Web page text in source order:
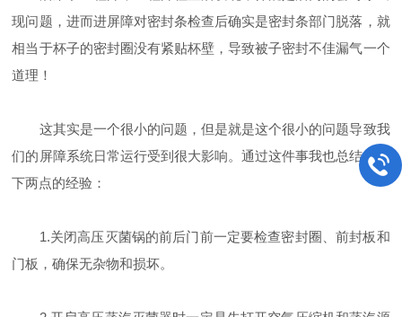
现问题，进而进屏障对密封条检查后确实是密封条部门脱落，就
相当于杯子的密封圈没有紧贴杯壁，导致被子密封不佳漏气一个
道理！
这其实是一个很小的问题，但是就是这个很小的问题导致我
们的屏障系统日常运行受到很大影响。通过这件事我也总结出以
下两点的经验：
1.关闭高压灭菌锅的前后门前一定要检查密封圈、前封板和
门板，确保无杂物和损坏。